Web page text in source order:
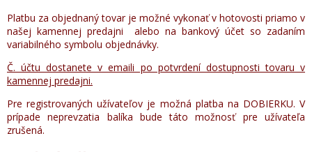
Platbu za objednaný tovar je možné vykonať v hotovosti priamo v
našej kamennej predajni alebo na bankový účet so zadaním
variabilného symbolu objednávky.
Č. účtu dostanete v emaili po potvrdení dostupnosti tovaru v
kamennej predajni.
Pre registrovaných užívateľov je možná platba na DOBIERKU. V
prípade neprevzatia balíka bude táto možnosť pre užívateľa
zrušená.